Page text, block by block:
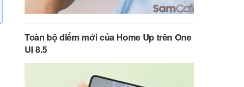
Toàn bộ điểm mới của Home Up trên One
UI 8.5